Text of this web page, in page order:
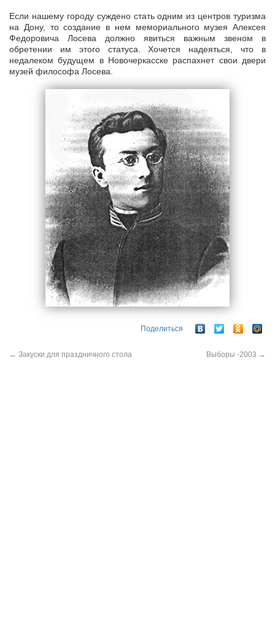
Если нашему городу суждено стать одним из центров туризма
на Дону, то создание в нем мемориального музея Алексея
Федоровича Лосева должно явиться важным звеном в
обретении им этого статуса. Хочется надеяться, что в
недалеком будущем в Новочеркасске распахнет свои двери
музей философа Лосева.
Поделиться
← Закуски для праздничного стола Выборы -2003 →